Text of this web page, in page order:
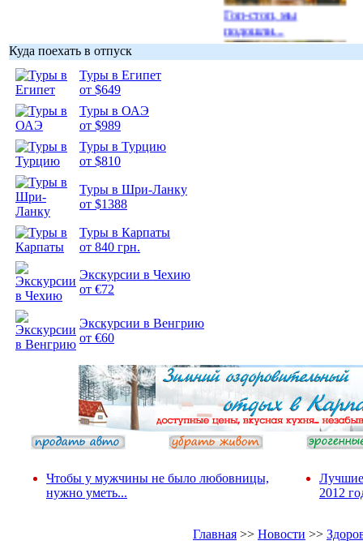
Гоп-стоп, мы
подошли...
Куда поехать в отпуск
Туры в Египет
от $649
Туры в ОАЭ
от $989
Туры в Турцию
от $810
Туры в Шри-Ланку
от $1388
Туры в Карпаты
от 840 грн.
Экскурсии в Чехию
от €72
Экскурсии в Венгрию
от €60
Чтобы у мужчины не было любовницы,
нужно уметь...
Лучшие
2012
Главная >> Новости >>